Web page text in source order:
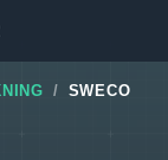
SWECO